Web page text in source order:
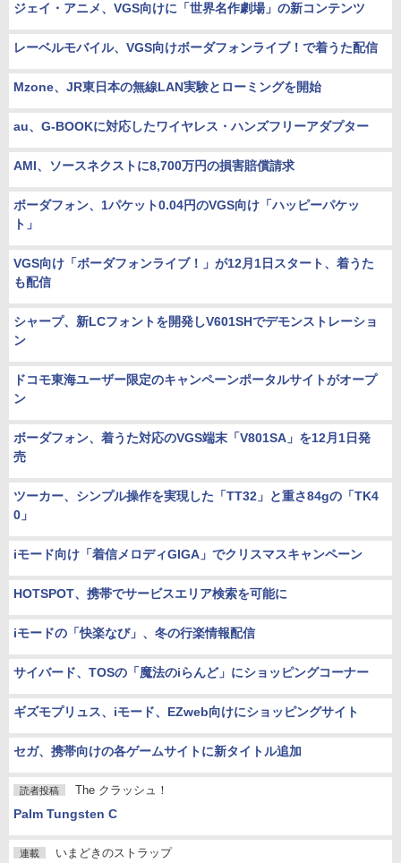
ジェイ・アニメ、VGS向けに「世界名作劇場」の新コンテンツ
レーベルモバイル、VGS向けボーダフォンライブ！で着うた配信
Mzone、JR東日本の無線LAN実験とローミングを開始
au、G-BOOKに対応したワイヤレス・ハンズフリーアダプター
AMI、ソースネクストに8,700万円の損害賠償請求
ボーダフォン、1パケット0.04円のVGS向け「ハッピーパケッ
ト」
VGS向け「ボーダフォンライブ！」が12月1日スタート、着うた
も配信
シャープ、新LCフォントを開発しV601SHでデモンストレーショ
ン
ドコモ東海ユーザー限定のキャンペーンポータルサイトがオープ
ン
ボーダフォン、着うた対応のVGS端末「V801SA」を12月1日発
売
ツーカー、シンプル操作を実現した「TT32」と重さ84gの「TK4
0」
iモード向け「着信メロディGIGA」でクリスマスキャンペーン
HOTSPOT、携帯でサービスエリア検索を可能に
iモードの「快楽なび」、冬の行楽情報配信
サイバード、TOSの「魔法のiらんど」にショッピングコーナー
ギズモプリュス、iモード、EZweb向けにショッピングサイト
セガ、携帯向けの各ゲームサイトに新タイトル追加
読者投稿 The クラッシュ！
Palm Tungsten C
連載 いまどきのストラップ